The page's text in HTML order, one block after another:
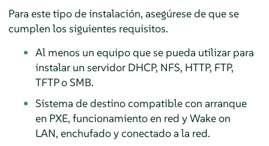
Para este tipo de instalación, asegúrese de que se
cumplen los siguientes requisitos.
Al menos un equipo que se pueda utilizar para
instalar un servidor DHCP, NFS, HTTP, FTP,
TFTP o SMB.
Sistema de destino compatible con arranque
en PXE, funcionamiento en red y Wake on
LAN, enchufado y conectado a la red.